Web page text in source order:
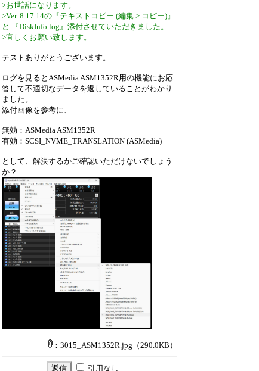
>お世話になります。
>Ver. 8.17.14の『テキストコピー (編集 > コピー)』
と 『DiskInfo.log』添付させていただきました。
>宜しくお願い致します。
テストありがとうございます。
ログを見るとASMedia ASM1352R用の機能にお応
答して不適切なデータを返していることがわかり
ました。
添付画像を参考に、
無効：ASMedia ASM1352R
有効：SCSI_NVME_TRANSLATION (ASMedia)
として、解決するかご確認いただけないでしょう
か？
：3015_ASM1352R.jpg （290.0KB）
引用なし